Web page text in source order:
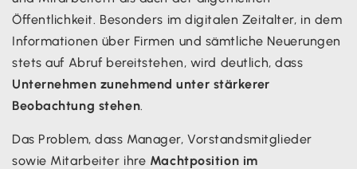
Öffentlichkeit. Besonders im digitalen Zeitalter, in dem
Informationen über Firmen und sämtliche Neuerungen
stets auf Abruf bereitstehen, wird deutlich, dass
Unternehmen zunehmend unter stärkerer
Beobachtung stehen.
Das Problem, dass Manager, Vorstandsmitglieder
sowie Mitarbeiter ihre Machtposition im